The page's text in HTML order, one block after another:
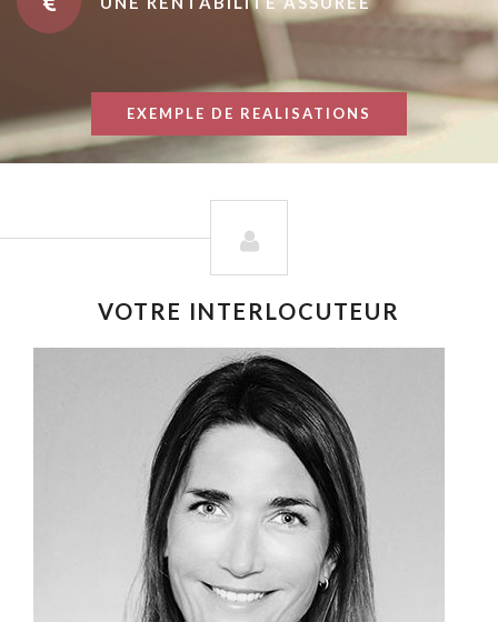
EXEMPLE DE REALISATIONS
VOTRE INTERLOCUTEUR